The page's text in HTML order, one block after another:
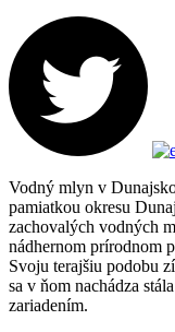
Vodný mlyn v
pamiatkou okresu
zachovalých vodných
nádhernom prírodnom
Svoju terajšiu podobu
sa v ňom nachádza
zariadením.